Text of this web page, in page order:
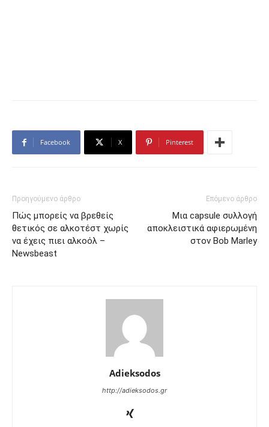
Facebook X Pinterest
Προηγούμενο άρθρο
Πώς μπορείς να βρεθείς
θετικός σε αλκοτέστ χωρίς
να έχεις πιει αλκοόλ –
Newsbeast
Επόμενο άρθρο
Μια capsule συλλογή
αποκλειστικά αφιερωμένη
στον Bob Marley
Adieksodos
http://adieksodos.gr